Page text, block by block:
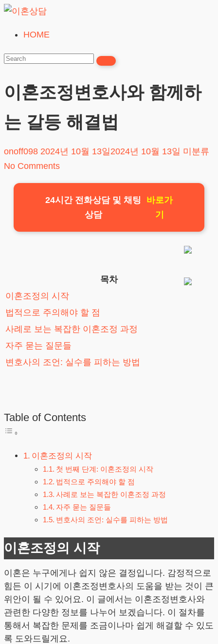
Skip
content
혼
담
HOME
이혼조정변호사와 함께하
는 갈등 해결법
onoff098 2024년 10월 13일 2024년 10월 13일 미분류
No Comments
24시간 전화상담 및 채팅
상담
바로가
기
목차
이혼조정의 시작
법적으로 주의해야 할 점
사례로 보는 복잡한 이혼조정 과정
자주 묻는 질문들
변호사의 조언: 실수를 피하는 방법
Table of Contents
이혼조정의 시작
첫 번째 단계: 이혼조정의 시작
법적으로 주의해야 할 점
사례로 보는 복잡한 이혼조정 과정
자주 묻는 질문들
변호사의 조언: 실수를 피하는 방법
이혼조정의 시작
이혼은 누구에게나 쉽지 않은 결정입니다. 감정적으로
힘든 이 시기에 이혼조정변호사의 도움을 받는 것이 큰
위안이 될 수 있어요. 이 글에서는 이혼조정변호사와
관련한 다양한 정보를 나누어 보겠습니다. 이 절차를
통해서 복잡한 문제를 조금이나마 쉽게 해결할 수 있도
록 도와드릴게요.